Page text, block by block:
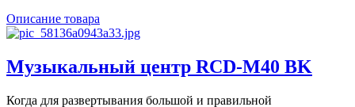
Описание товара
Музыкальный центр RCD-M40 BK
Когда для развертывания большой и правильной